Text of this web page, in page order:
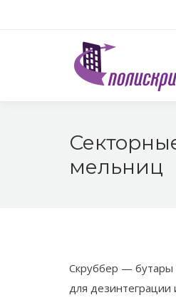
мельниц
Скруббер — бутары
для дезинтеграции